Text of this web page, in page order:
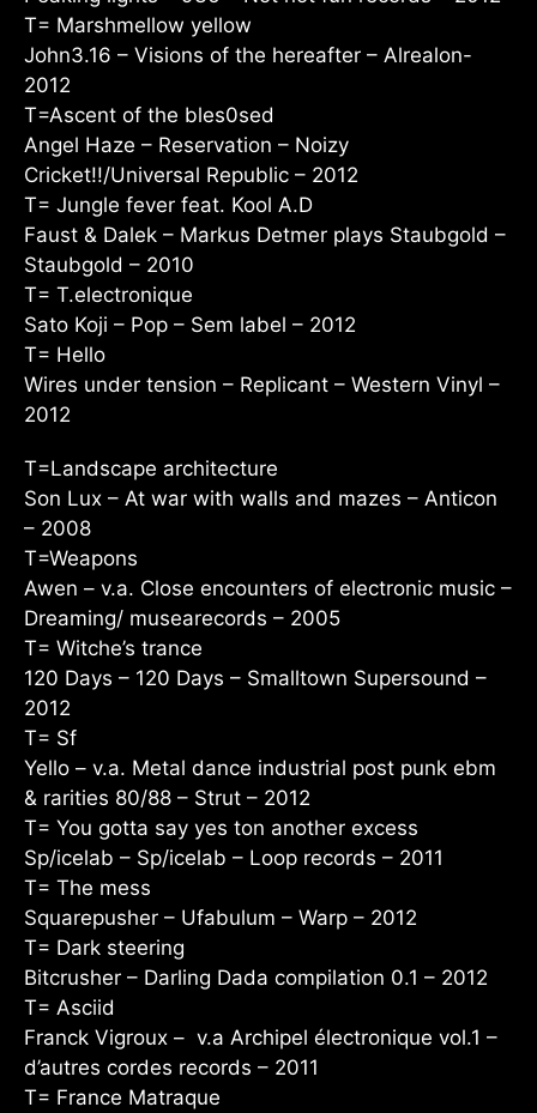
T= Marshmellow yellow
John3.16 – Visions of the hereafter – Alrealon-
2012
T=Ascent of the bles0sed
Angel Haze – Reservation – Noizy
Cricket!!/Universal Republic – 2012
T= Jungle fever feat. Kool A.D
Faust & Dalek – Markus Detmer plays Staubgold –
Staubgold – 2010
T= T.electronique
Sato Koji – Pop – Sem label – 2012
T= Hello
Wires under tension – Replicant – Western Vinyl –
2012
T=Landscape architecture
Son Lux – At war with walls and mazes – Anticon
– 2008
T=Weapons
Awen – v.a. Close encounters of electronic music –
Dreaming/ musearecords – 2005
T= Witche’s trance
120 Days – 120 Days – Smalltown Supersound –
2012
T= Sf
Yello – v.a. Metal dance industrial post punk ebm
& rarities 80/88 – Strut – 2012
T= You gotta say yes ton another excess
Sp/icelab – Sp/icelab – Loop records – 2011
T= The mess
Squarepusher – Ufabulum – Warp – 2012
T= Dark steering
Bitcrusher – Darling Dada compilation 0.1 – 2012
T= Asciid
Franck Vigroux – v.a Archipel électronique vol.1 –
d’autres cordes records – 2011
T= France Matraque